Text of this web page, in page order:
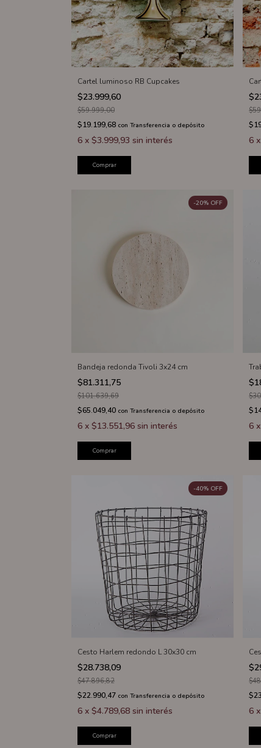
Cartel luminoso RB Cupcakes
$23.999,60
$59.999,00
$19.199,68 con Transferencia o depósito
6 x $3.999,93 sin interés
Comprar
6
Bandeja redonda Tivoli 3x24 cm
$81.311,75
-20% OFF
$101.639,69
$65.049,40 con Transferencia o depósito
6 x $13.551,96 sin interés
Comprar
6
Cesto Harlem redondo L 30x30 cm
$28.738,09
-40% OFF
$47.896,82
$22.990,47 con Transferencia o depósito
6 x $4.789,68 sin interés
Comprar
6